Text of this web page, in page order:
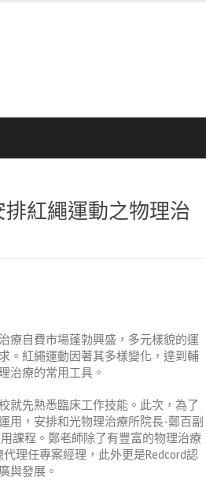
排紅繩運動之物理治
療自費市場蓬勃興盛，多元樣貌的運
。紅繩運動因著其多樣變化，達到輔
治療的常用工具。
就先熟悉臨床工作技能。此次，為了
用，安排和光物理治療所院長-鄭百副
課程。鄭老師除了有豐富的物理治療
理任專案經理，此外更是Redcord認
與發展。